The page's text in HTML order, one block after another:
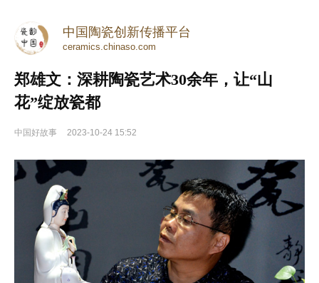
中国陶瓷创新传播平台
ceramics.chinaso.com
郑雄文：深耕陶瓷艺术30余年，让“山
花”绽放瓷都
中国好故事 2023-10-24 15:52